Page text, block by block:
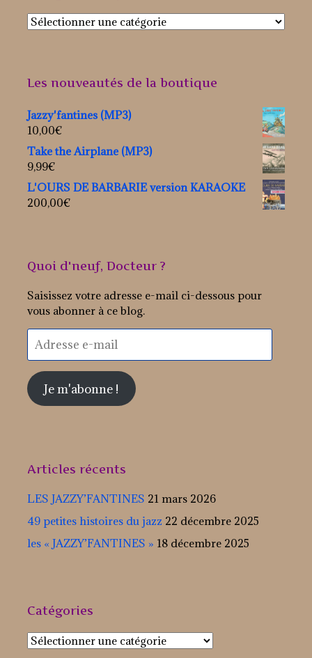
Les nouveautés de la boutique
Jazzy'fantines (MP3)
10,00€
Take the Airplane (MP3)
9,99€
L'OURS DE BARBARIE version KARAOKE
200,00€
Quoi d'neuf, Docteur ?
Saisissez votre adresse e-mail ci-dessous pour
vous abonner à ce blog.
e-
Je m'abonne !
Articles récents
LES JAZZY’FANTINES 21 mars 2026
49 petites histoires du jazz 22 décembre 2025
les « JAZZY’FANTINES » 18 décembre 2025
Catégories
Catégories